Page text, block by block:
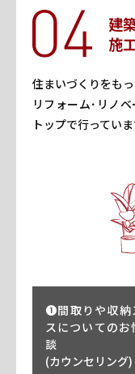
建
施
住まいづくりをもっ
リフォーム･リノ
トップで行っていま
❶間取りや収納
スについてのお
談
(カウンセリング)